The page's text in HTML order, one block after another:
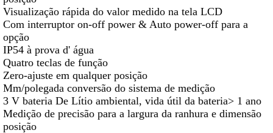
Visualização rápida do valor medido na tela LCD
Com interruptor on-off power & Auto power-off para a
opção
IP54 à prova d' água
Quatro teclas de função
Zero-ajuste em qualquer posição
Mm/polegada conversão do sistema de medição
3 V bateria De Lítio ambiental, vida útil da bateria> 1 ano
Medição de precisão para a largura da ranhura e dimensão
posição